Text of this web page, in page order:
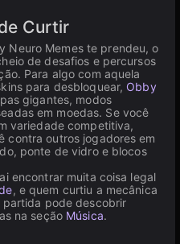
Curtir
Neuro Memes te prendeu, o
de desafios e percursos
Para algo com aquela
para desbloquear, Obby
gigantes, modos
em moedas. Se você
variedade competitiva,
contra outros jogadores em
ponte de vidro e blocos
encontrar muita coisa legal
, e quem curtiu a mecânica
pode descobrir
na seção Música.